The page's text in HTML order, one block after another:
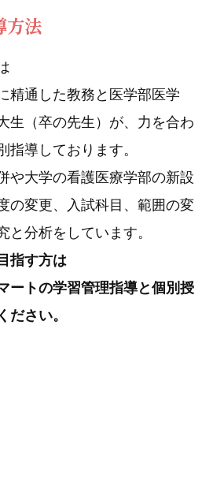
方法
精通した教務と医学部医学
生（卒の先生）が、力を合わ
指導しております。
や大学の看護医療学部の新設
の変更、入試科目、範囲の変
と分析をしています。
指す方は
ートの学習管理指導と個別授
ださい。